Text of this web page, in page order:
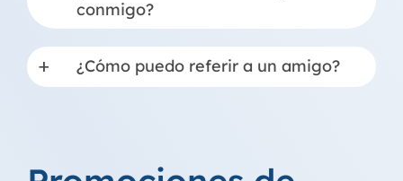
conmigo?
a ¿Cómo puedo referir a un amigo?